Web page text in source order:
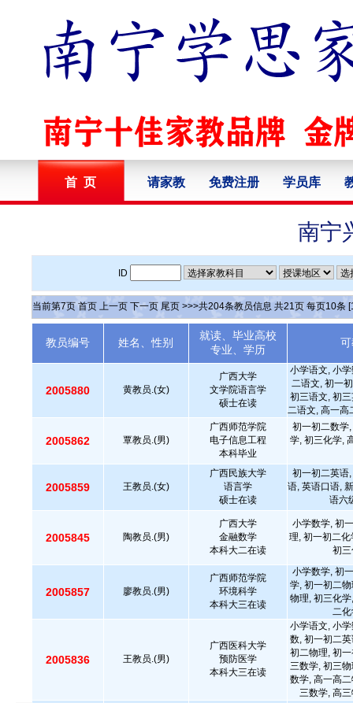
首 页 请家教 免费注册 学员库
南宁
ID
当前第7页 首页 上一页 下一页 尾页 >>>共204条教员信息 共21页 每页10条
教员编号 姓名、性别
就读、毕业高校
专业、学历
2005880 黄教员.(女)
广西大学
文学院语言学
硕士在读
小学语文, 小
二语文, 初一
初三语文, 初
二语文, 高一高
2005862 覃教员.(男)
广西师范学院
电子信息工程
本科毕业
初一初二数学
学, 初三化学,
2005859 王教员.(女)
广西民族大学
语言学
硕士在读
初一初二英语
语, 英语口语,
语六
2005845 陶教员.(男)
广西大学
金融数学
本科大二在读
小学数学, 初
理, 初一初二
初
2005857 廖教员.(男)
广西师范学院
环境科学
本科大三在读
小学数学, 初
学, 初一初二
物理, 初三化
二
2005836 王教员.(男)
广西医科大学
预防医学
本科大三在读
小学语文, 小
数, 初一初二
初二物理, 初
三数学, 初三
数学, 高一高
三数学, 高